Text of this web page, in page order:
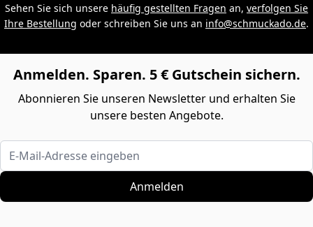
Sehen Sie sich unsere häufig gestellten Fragen an, verfolgen Sie
Ihre Bestellung oder schreiben Sie uns an info@schmuckado.de.
Anmelden. Sparen. 5 € Gutschein sichern.
Abonnieren Sie unseren Newsletter und erhalten Sie
unsere besten Angebote.
E-Mail-Adresse eingeben
Anmelden